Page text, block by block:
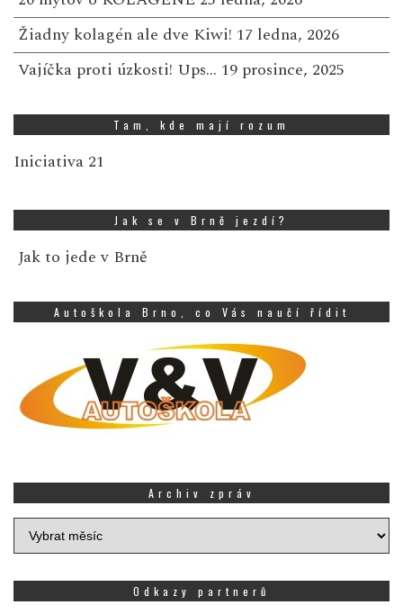
Žiadny kolagén ale dve Kiwi! 17 ledna, 2026
Vajíčka proti úzkosti! Ups… 19 prosince, 2025
Tam, kde mají rozum
Iniciativa 21
Jak se v Brně jezdí?
Jak to jede v Brně
Autoškola Brno, co Vás naučí řídit
Archiv zpráv
Archiv
zpráv
Odkazy partnerů